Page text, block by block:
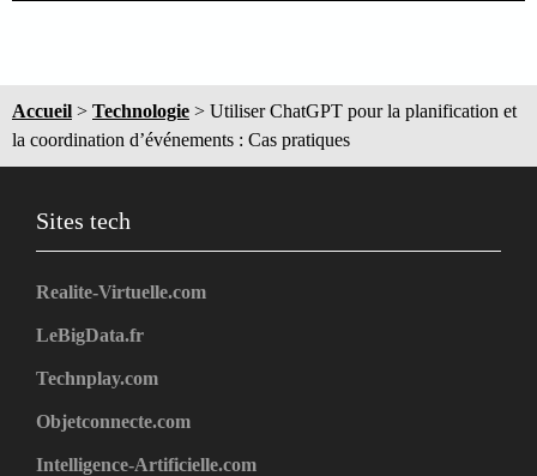
Accueil > Technologie > Utiliser ChatGPT pour la planification et
la coordination d’événements : Cas pratiques
Sites tech
Realite-Virtuelle.com
LeBigData.fr
Technplay.com
Objetconnecte.com
Intelligence-Artificielle.com